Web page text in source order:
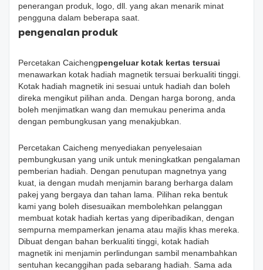
penerangan produk, logo, dll. yang akan menarik minat
pengguna dalam beberapa saat.
pengenalan produk
Percetakan Caichengpengeluar kotak kertas tersuai
menawarkan kotak hadiah magnetik tersuai berkualiti tinggi.
Kotak hadiah magnetik ini sesuai untuk hadiah dan boleh
direka mengikut pilihan anda. Dengan harga borong, anda
boleh menjimatkan wang dan memukau penerima anda
dengan pembungkusan yang menakjubkan.
Percetakan Caicheng menyediakan penyelesaian
pembungkusan yang unik untuk meningkatkan pengalaman
pemberian hadiah. Dengan penutupan magnetnya yang
kuat, ia dengan mudah menjamin barang berharga dalam
pakej yang bergaya dan tahan lama. Pilihan reka bentuk
kami yang boleh disesuaikan membolehkan pelanggan
membuat kotak hadiah kertas yang diperibadikan, dengan
sempurna mempamerkan jenama atau majlis khas mereka.
Dibuat dengan bahan berkualiti tinggi, kotak hadiah
magnetik ini menjamin perlindungan sambil menambahkan
sentuhan kecanggihan pada sebarang hadiah. Sama ada